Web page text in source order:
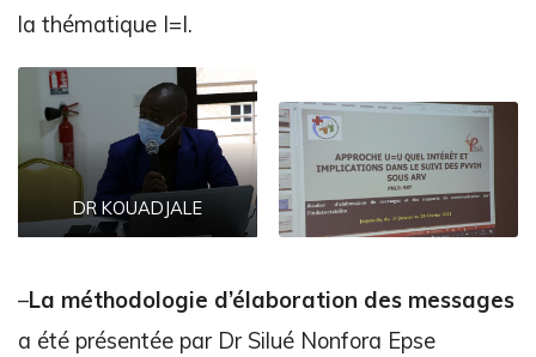
la thématique I=I.
DR KOUADJALE
–La méthodologie d’élaboration des messages
a été présentée par Dr Silué Nonfora Epse